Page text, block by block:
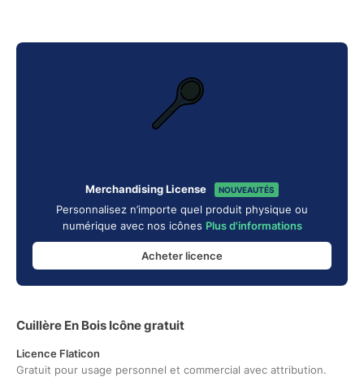
Merchandising License NOUVEAUTÉS
Personnalisez n’importe quel produit physique ou
numérique avec nos icônes Plus d'informations
Acheter licence
Cuillère En Bois Icône gratuit
Licence Flaticon
Gratuit pour usage personnel et commercial avec attribution.